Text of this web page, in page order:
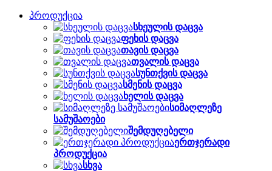
პროდუქცია
სხეულის დაცვა
ფეხის დაცვა
თავის დაცვა
თვალის დაცვა
სუნთქვის დაცვა
სმენის დაცვა
ხელის დაცვა
სიმაღლეზე
სამუშაოები
შემდუღებელი
ერთჯერადი
პროდუქცია
სხვა